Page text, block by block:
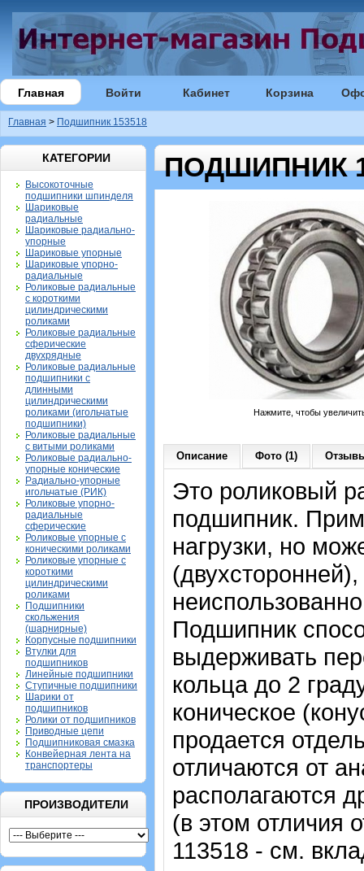
Главная Войти Кабинет Корзина
Главная > Подшипник 153518
КАТЕГОРИИ
Высокоточные
подшипники шпинделя
Шариковые
радиальные
Шариковые радиально-
упорные
Шариковые упорные
Шариковые упорно-
радиальные
Роликовые радиальные
с короткими
цилиндрическими
роликами
Роликовые радиальные
сферические
двухрядные
Роликовые радиальные
подшипники с
длинными
цилиндрическими
роликами (игольчатые
подшипники)
Роликовые радиальные
с витыми роликами
Роликовые радиально-
упорные конические
Радиально-упорные
игольчатые (РИК)
Роликовые упорно-
радиальные
сферические
Роликовые упорные с
коническими роликами
Роликовые упорные с
короткими
цилиндрическими
роликами
Подшипники
скольжения
(шарнирные)
Корпусные подшипники
Втулки для
подшипников
Линейные подшипники
Ступичные подшипники
Шарики от
подшипников
Ролики от подшипников
Приводные цепи
Подшипниковая смазка
Конвейерная лента на
транспортеры
ПРОИЗВОДИТЕЛИ
ПОДШИПНИК
Нажмите, чтобы
Описание Фото (1)
Это роликовый
подшипник.
нагрузки, но
Подшипник
выдерживать
кольца до 2
коническое
продается
отличаются от
располагаются
(в этом отличия
113518 - см.